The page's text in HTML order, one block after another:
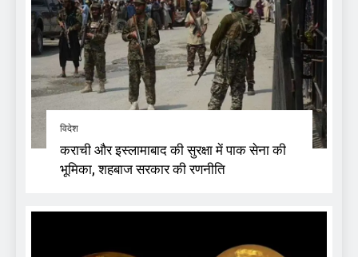
विदेश
कराची और इस्लामाबाद की सुरक्षा में पाक सेना की
भूमिका, शहबाज सरकार की रणनीति